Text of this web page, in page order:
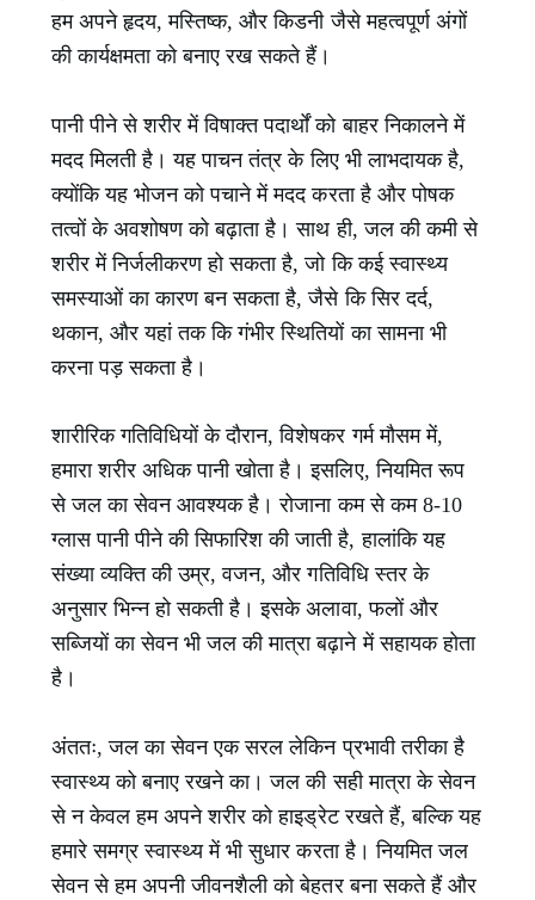
हम अपने हृदय, मस्तिष्क, और किडनी जैसे महत्वपूर्ण अंगों
की कार्यक्षमता को बनाए रख सकते हैं।
पानी पीने से शरीर में विषाक्त पदार्थों को बाहर निकालने में
मदद मिलती है। यह पाचन तंत्र के लिए भी लाभदायक है,
क्योंकि यह भोजन को पचाने में मदद करता है और पोषक
तत्वों के अवशोषण को बढ़ाता है। साथ ही, जल की कमी से
शरीर में निर्जलीकरण हो सकता है, जो कि कई स्वास्थ्य
समस्याओं का कारण बन सकता है, जैसे कि सिर दर्द,
थकान, और यहां तक कि गंभीर स्थितियों का सामना भी
करना पड़ सकता है।
शारीरिक गतिविधियों के दौरान, विशेषकर गर्म मौसम में,
हमारा शरीर अधिक पानी खोता है। इसलिए, नियमित रूप
से जल का सेवन आवश्यक है। रोजाना कम से कम 8-10
ग्लास पानी पीने की सिफारिश की जाती है, हालांकि यह
संख्या व्यक्ति की उम्र, वजन, और गतिविधि स्तर के
अनुसार भिन्न हो सकती है। इसके अलावा, फलों और
सब्जियों का सेवन भी जल की मात्रा बढ़ाने में सहायक होता
है।
अंततः, जल का सेवन एक सरल लेकिन प्रभावी तरीका है
स्वास्थ्य को बनाए रखने का। जल की सही मात्रा के सेवन
से न केवल हम अपने शरीर को हाइड्रेट रखते हैं, बल्कि यह
हमारे समग्र स्वास्थ्य में भी सुधार करता है। नियमित जल
सेवन से हम अपनी जीवनशैली को बेहतर बना सकते हैं और